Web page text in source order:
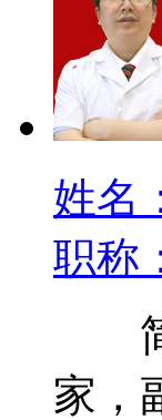
姓名
职称
简
家，